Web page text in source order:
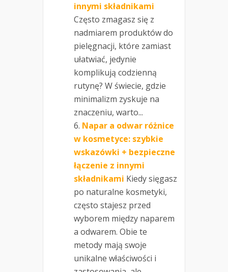
innymi składnikami
Często zmagasz się z
nadmiarem produktów do
pielęgnacji, które zamiast
ułatwiać, jedynie
komplikują codzienną
rutynę? W świecie, gdzie
minimalizm zyskuje na
znaczeniu, warto...
Napar a odwar różnice
w kosmetyce: szybkie
wskazówki + bezpieczne
łączenie z innymi
składnikami Kiedy sięgasz
po naturalne kosmetyki,
często stajesz przed
wyborem między naparem
a odwarem. Obie te
metody mają swoje
unikalne właściwości i